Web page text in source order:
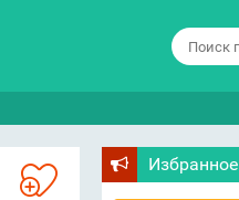
Избранное